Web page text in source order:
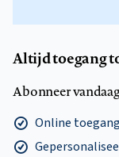
Altijd toegang
Abonneer
Online